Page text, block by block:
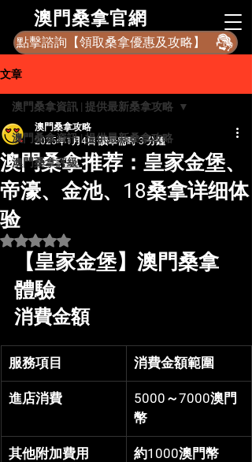
​澳門桑拿官網
點擊諮詢【領取桑拿優惠及攻略】
文章
澳門桑拿資訊 | 提供最新桑拿攻略
澳門桑拿評級
澳門桑拿資訊 | 提供最新桑拿攻略
澳門桑拿推荐：皇家金堡、
帝濠、金池、18桑拿详细体
验
澳門桑拿攻略
2025年1月4日 讀畢需時 3 分鐘
評等為 NaN（最高為 5 顆星）。
【皇家金堡】澳門桑拿
體驗
消費金額
服務項目 消費金額範圍
進店消費
5000～7000澳門
幣
其他附加費用 約1000澳門幣